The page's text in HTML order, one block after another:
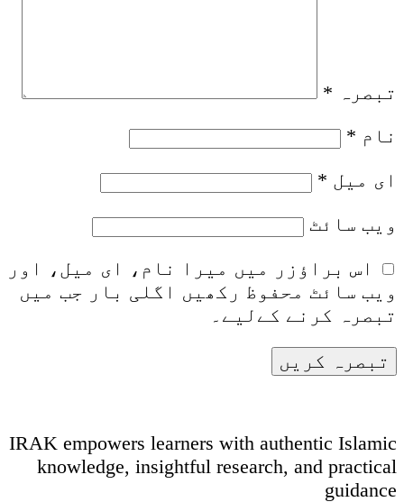
تبصرہ *
نام *
ای میل *
ویب‌ سائٹ
اس براؤزر میں میرا نام، ای میل، اور
ویب سائٹ محفوظ رکھیں اگلی بار جب میں
تبصرہ کرنے کےلیے۔
IRAK empowers learners with authentic Islamic
knowledge, insightful research, and practical
guidance